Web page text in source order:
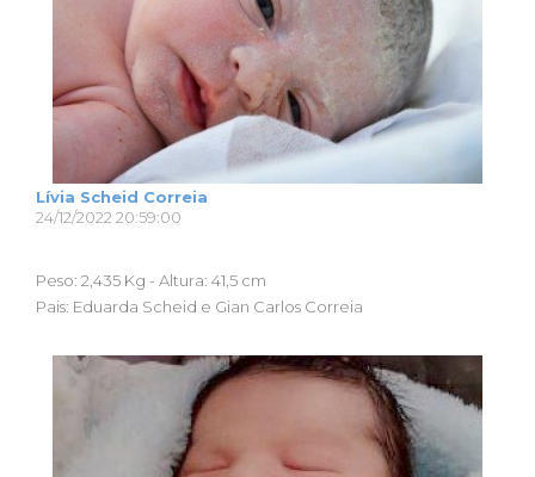
Lívia Scheid Correia
24/12/2022 20:59:00
Peso: 2,435 Kg - Altura: 41,5 cm
Pais: Eduarda Scheid e Gian Carlos Correia